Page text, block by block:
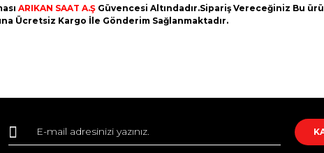
ARIKAN SAAT A.Ş Güvencesi Altındadır.Sipariş Vereceğiniz Bu
Ücretsiz Kargo İle Gönderim Sağlanmaktadır.
Yaz